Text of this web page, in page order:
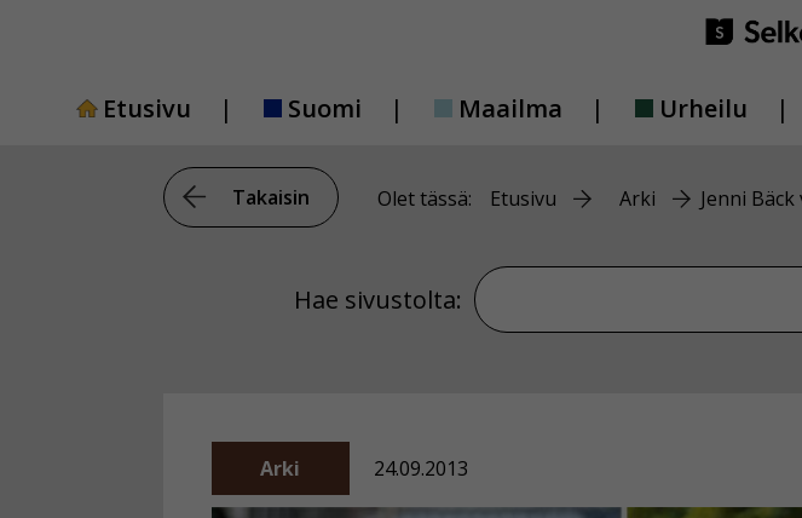
Etusivu
Suomi Maailma Urheilu
Takaisin Olet tässä: Etusivu Arki Jenni
Hae sivustolta: Hae sivustolta
Arki 24.09.2013